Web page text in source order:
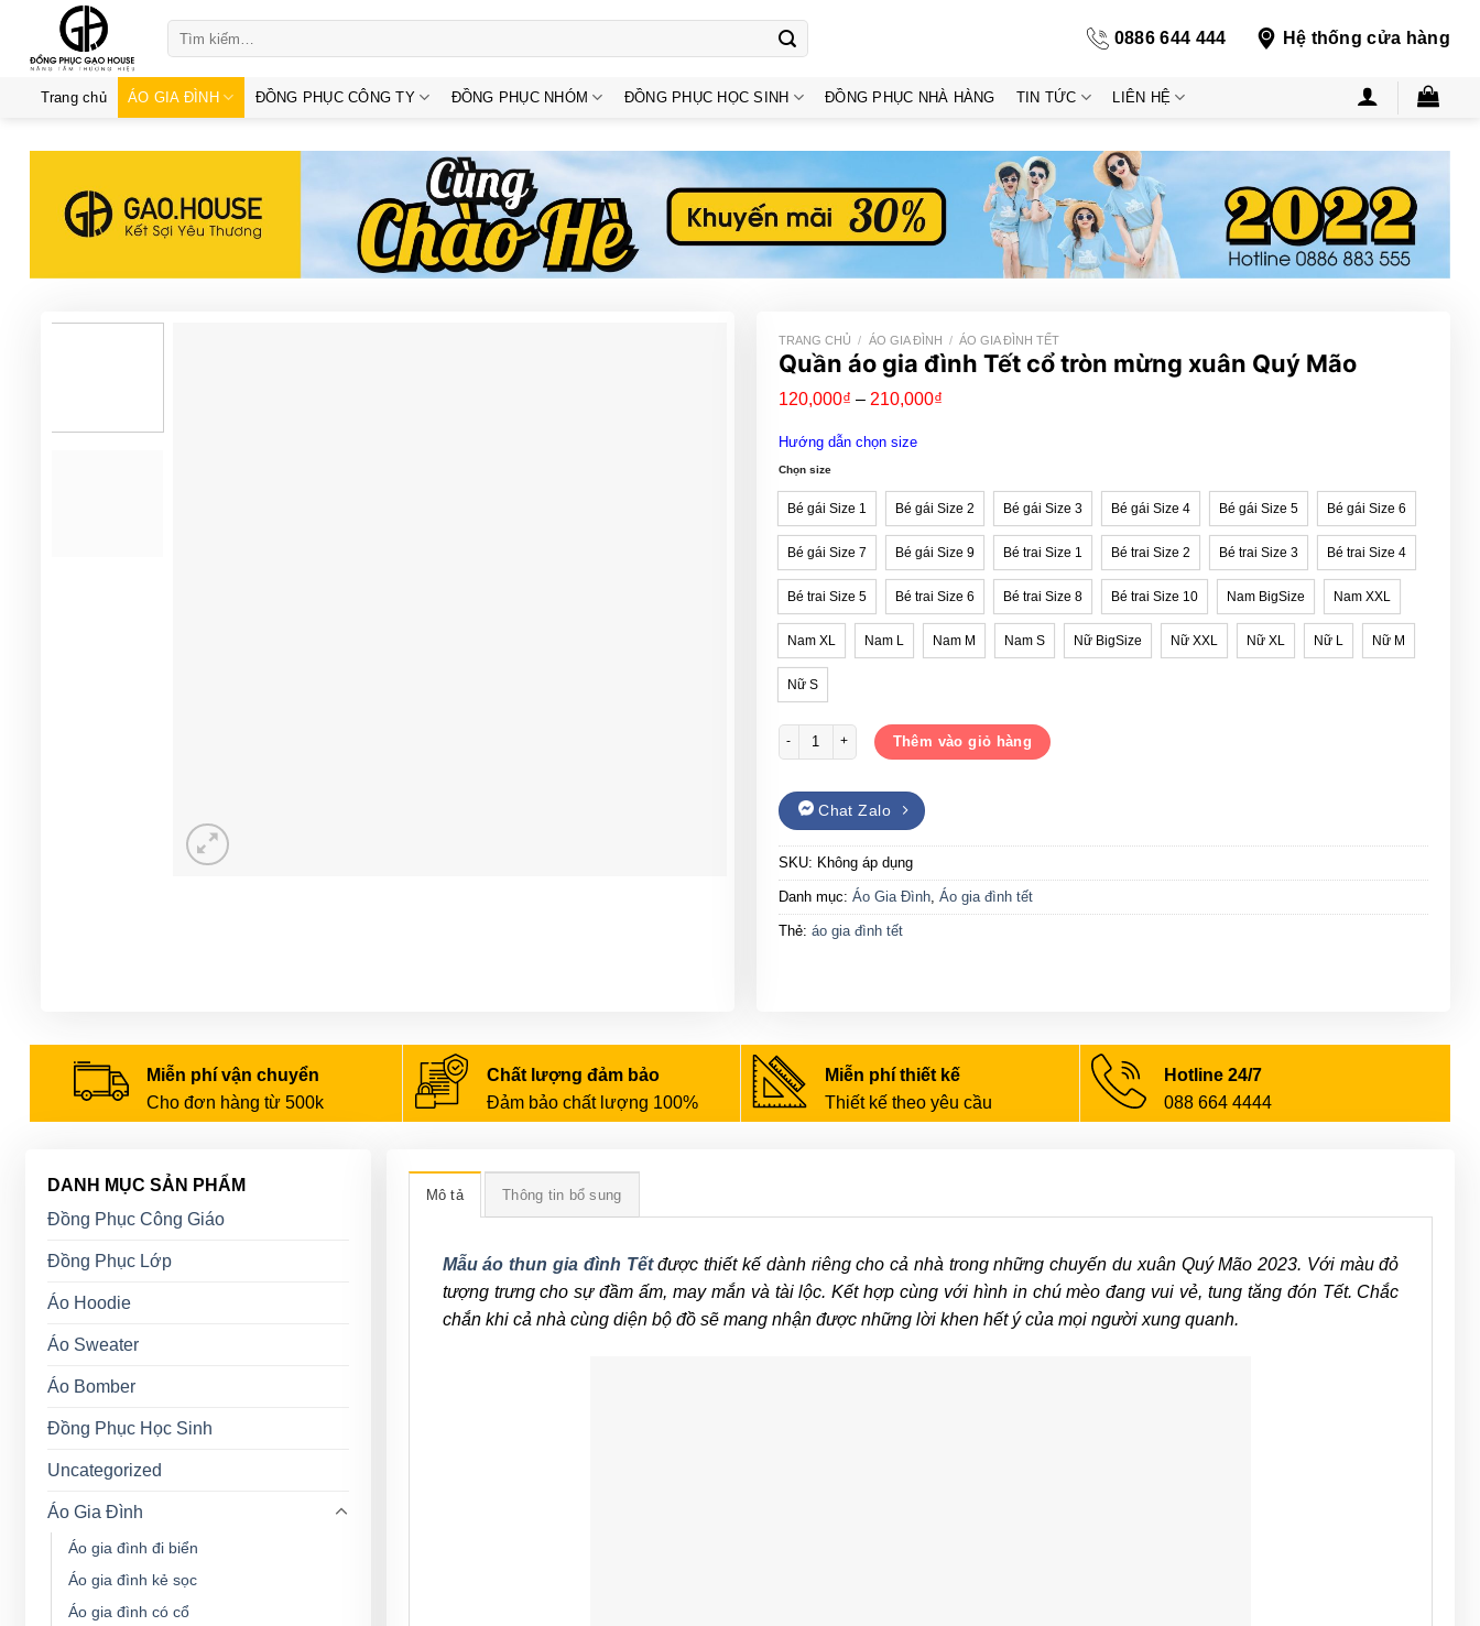
content
0886 644 444 Hệ thống cửa hàng
Trang chủ ÁO GIA ĐÌNH ĐỒNG PHỤC CÔNG TY ĐỒNG PHỤC NHÓM ĐỒNG PHỤC HỌC SINH ĐỒNG PHỤC NHÀ HÀNG TIN TỨC LIÊN HỆ
TRANG CHỦ / ÁO GIA ĐÌNH / ÁO GIA ĐÌNH TẾT
Quần áo gia đình Tết cổ tròn mừng xuân Quý Mão
120,000₫ – 210,000₫
Hướng dẫn chọn size
Chọn size
Bé gái Size 1 Bé gái Size 2 Bé gái Size 3 Bé gái Size 4 Bé gái Size 5 Bé gái Size 6
Bé gái Size 7 Bé gái Size 9 Bé trai Size 1 Bé trai Size 2 Bé trai Size 3 Bé trai Size 4
Bé trai Size 5 Bé trai Size 6 Bé trai Size 8 Bé trai Size 10 Nam BigSize Nam XXL
Nam XL Nam L Nam M Nam S Nữ BigSize Nữ XXL Nữ XL Nữ L Nữ M
Nữ S
Quần áo gia đình Tết cổ tròn mừng xuân Quý Mão số lượng
Thêm vào giỏ hàng
Chat Zalo
SKU: Không áp dụng
Danh mục: Áo Gia Đình, Áo gia đình tết
Thẻ: áo gia đình tết
Miễn phí vận chuyển
Cho đơn hàng từ 500k
Chất lượng đảm bảo
Đảm bảo chất lượng 100%
Miễn phí thiết kế
Thiết kế theo yêu cầu
Hotline 24/7
088 664 4444
DANH MỤC SẢN PHẨM
Đồng Phục Công Giáo
Đồng Phục Lớp
Áo Hoodie
Áo Sweater
Áo Bomber
Đồng Phục Học Sinh
Uncategorized
Áo Gia Đình
Áo gia đình đi biển
Áo gia đình kẻ sọc
Áo gia đình có cổ
Mô tả Thông tin bổ sung
Mẫu áo thun gia đình Tếtđược thiết kế dành riêng cho cả nhà trong những chuyến du xuân Quý Mão 2023. Với màu đỏ
tượng trưng cho sự đầm ấm, may mắn và tài lộc. Kết hợp cùng với hình in chú mèo đang vui vẻ, tung tăng đón Tết. Chắc
chắn khi cả nhà cùng diện bộ đồ sẽ mang nhận được những lời khen hết ý của mọi người xung quanh.